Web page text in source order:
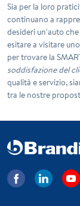
Sia per la loro
continuano a
desideri un'auto
esitare a visitare
per trovare la
soddisfazione del
qualità e servizio,
tra le nostre